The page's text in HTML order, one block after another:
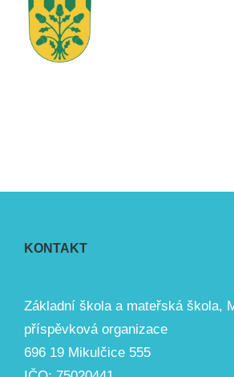
KONTAKT
Základní škola a mateřská škola,
příspěvková organizace
696 19 Mikulčice 555